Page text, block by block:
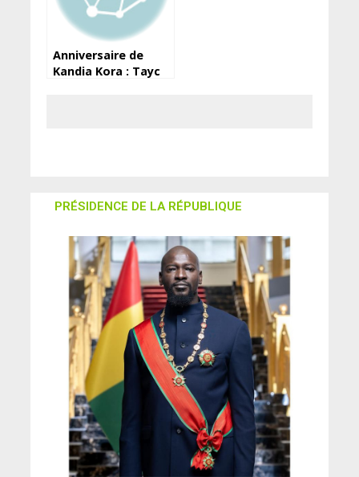
Anniversaire de
Kandia Kora : Tayc
PRÉSIDENCE DE LA RÉPUBLIQUE